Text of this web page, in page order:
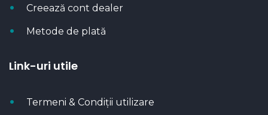
Creează cont dealer
Metode de plată
Link-uri utile
Termeni & Condiții utilizare